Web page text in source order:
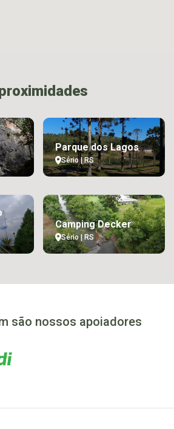
Parque dos Lagos
Sério | RS
Camping Decker
Sério | RS
são nossos apoiadores